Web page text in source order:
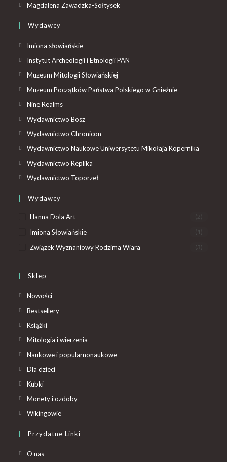
Magdalena Zawadzka-Sołtysek
Wydawcy
Imiona słowiańskie
Instytut Archeologii i Etnologii PAN
Muzeum Mitologii Słowiańskiej
Muzeum Początków Państwa Polskiego w Gnieźnie
Nine Realms
Wydawnictwo Bosz
Wydawnictwo Chronicon
Wydawnictwo Naukowe Uniwersytetu Mikołaja Kopernika
Wydawnictwo Replika
Wydawnictwo Toporzeł
Wydawcy
Hanna Dola Art (2)
Imiona Słowiańskie (1)
Związek Wyznaniowy Rodzima Wiara (3)
Sklep
Nowości
Bestsellery
Książki
Mitologia i wierzenia
Naukowe i popularnonaukowe
Dla dzieci
Kubki
Monety i ozdoby
Wikingowie
Przydatne Linki
O nas